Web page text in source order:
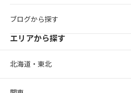
ブログから探す
エリアから探す
北海道・東北